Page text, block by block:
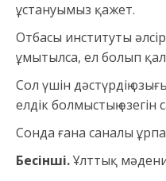
ұстануымыз қажет.
Отбасы институты
ұмытылса, ел болып
Сол үшін дәстүрдің
елдік болмыстың өзегін
Сонда ғана саналы
Бесінші.Ұлттық